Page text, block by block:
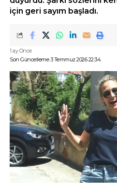
için geri sayım başladı.
Son Güncelleme 3 Temmuz 2026 22:34
1 ay Önce